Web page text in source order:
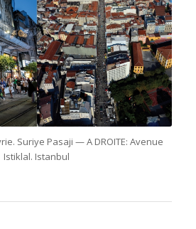
Suriye Pasaji — A DROITE: Avenue
Istiklal. Istanbul